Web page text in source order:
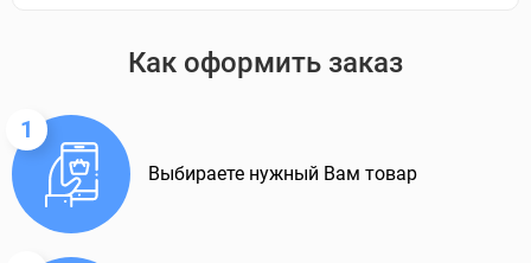
Как оформить заказ
1
Выбираете нужный Вам товар